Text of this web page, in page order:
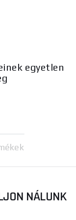
egyetlen
NÁLUNK